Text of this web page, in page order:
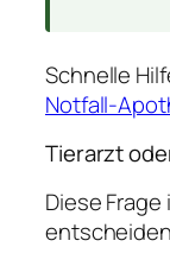
Schnelle
Notfall-
Tierarzt
Diese